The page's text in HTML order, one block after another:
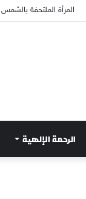
المرأة الملتحفة بالشمس
الرحمة الإلهية